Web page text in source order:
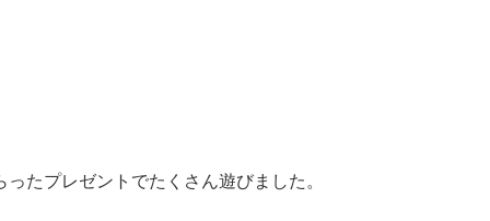
たプレゼントでたくさん遊びました。